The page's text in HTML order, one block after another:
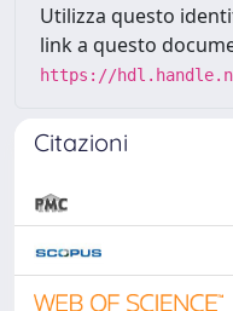
Utilizza questo
link a questo
https://
Citazioni